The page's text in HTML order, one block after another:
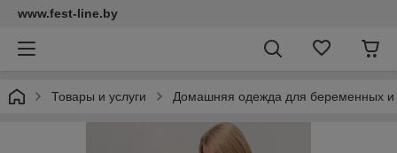
www.fest-line.by
Товары и услуги Домашняя одежда для беременных